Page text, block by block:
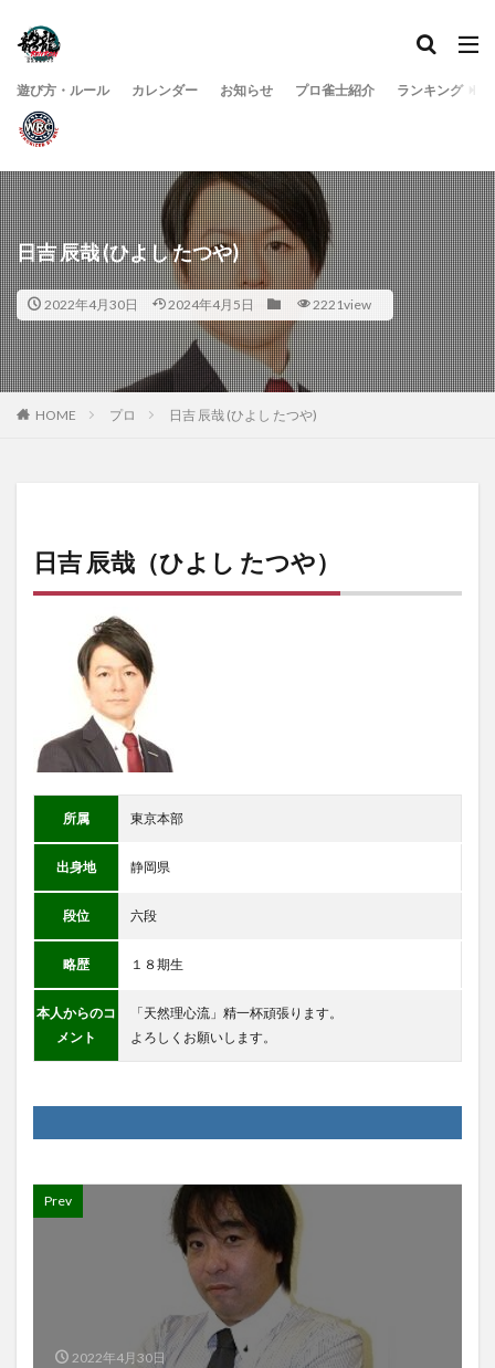
遊び方・ルール カレンダー お知らせ プロ雀士紹介 ランキング
日吉 辰哉 (ひよし たつや)
2022年4月30日 2024年4月5日 2221view
HOME プロ 日吉 辰哉 (ひよし たつや)
日吉 辰哉（ひよし たつや）
所属 東京本部
出身地 静岡県
段位 六段
略歴 １８期生
本人からのコ
メント
「天然理心流」精一杯頑張ります。
よろしくお願いします。
Prev
2022年4月30日